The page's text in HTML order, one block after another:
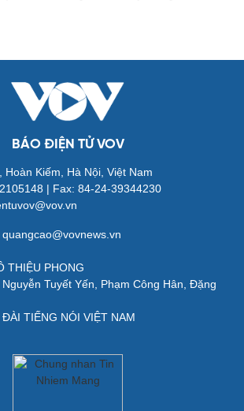
BÁO ĐIỆN TỬ VOV
Hoàn Kiếm, Hà Nội, Việt Nam
| Fax: 84-24-39344230
THIỆU PHONG
Tuyết Yến, Phạm Công Hân, Đặng
TIẾNG NÓI VIỆT NAM